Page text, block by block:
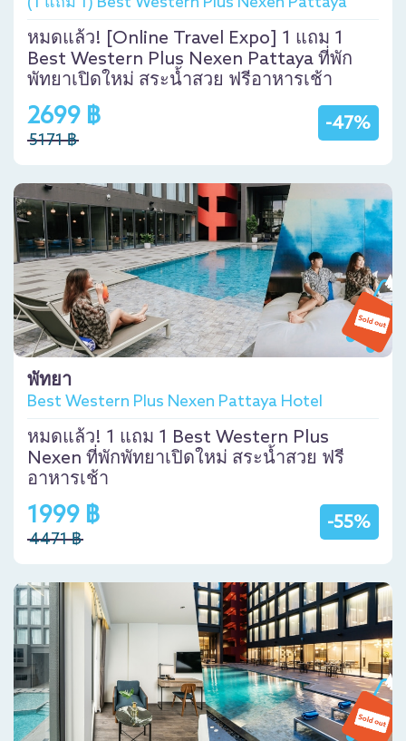
หมดแล้ว! [Online Travel Expo] 1 แถม 1
Best Western Plus Nexen Pattaya ที่พัก
พัทยาเปิดใหม่ สระน้ำสวย ฟรีอาหารเช้า
-47%
2699 ฿
5171 ฿
พัทยา
Best Western Plus Nexen Pattaya Hotel
หมดแล้ว! 1 แถม 1 Best Western Plus
Nexen ที่พักพัทยาเปิดใหม่ สระน้ำสวย ฟรี
อาหารเช้า
-55%
1999 ฿
4471 ฿